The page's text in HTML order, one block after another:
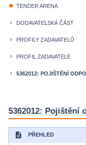
fiber_manual_record TENDER ARENA
keyboard_arrow_right DODAVATELSKÁ ČÁST
keyboard_arrow_right PROFILY ZADAVATELŮ
keyboard_arrow_right PROFIL ZADAVATELE
keyboard_arrow_right 5362012: POJIŠTĚNÍ
5362012: Pojištění
description PŘEHLED